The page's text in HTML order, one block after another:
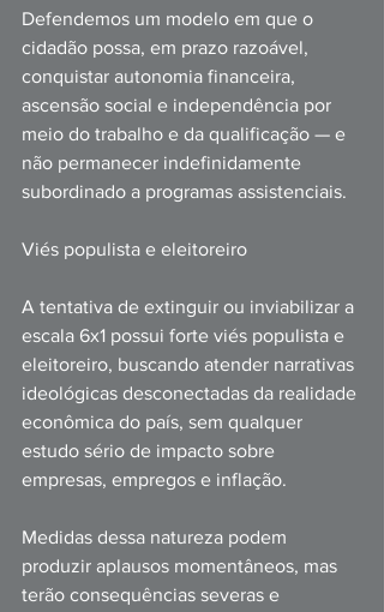
Defendemos um modelo em que o
cidadão possa, em prazo razoável,
conquistar autonomia financeira,
ascensão social e independência por
meio do trabalho e da qualificação — e
não permanecer indefinidamente
subordinado a programas assistenciais.
Viés populista e eleitoreiro
A tentativa de extinguir ou inviabilizar a
escala 6x1 possui forte viés populista e
eleitoreiro, buscando atender narrativas
ideológicas desconectadas da realidade
econômica do país, sem qualquer
estudo sério de impacto sobre
empresas, empregos e inflação.
Medidas dessa natureza podem
produzir aplausos momentâneos, mas
terão consequências severas e